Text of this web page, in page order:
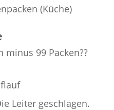
(Küche)
minus 99 Packen??
Leiter geschlagen.